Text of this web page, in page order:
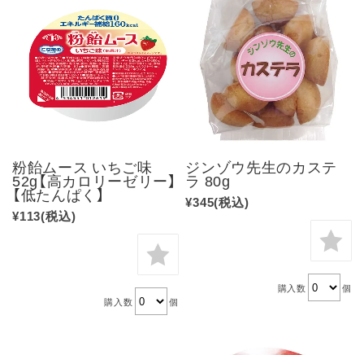
粉飴ムース いちご味
52g【高カロリーゼリー】
【低たんぱく】
¥113(税込)
購入数 個
ジンゾウ先生のカステ
ラ 80g
¥345(税込)
購入数 個